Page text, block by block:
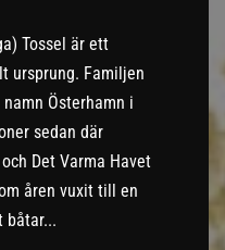
Tossel är ett
ursprung. Familjen
Österhamn i
sedan där
Det Varma Havet
åren vuxit till en
båtar...